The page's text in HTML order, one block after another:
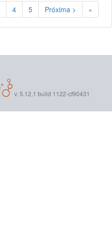
4 5 Próxima > »
v. 5.12.1 build 1122-cf90431